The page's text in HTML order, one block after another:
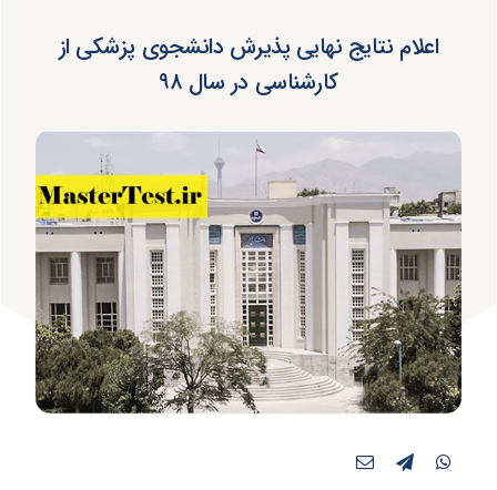
اعلام نتایج نهایی پذیرش دانشجوی پزشکی از
کارشناسی در سال ۹۸